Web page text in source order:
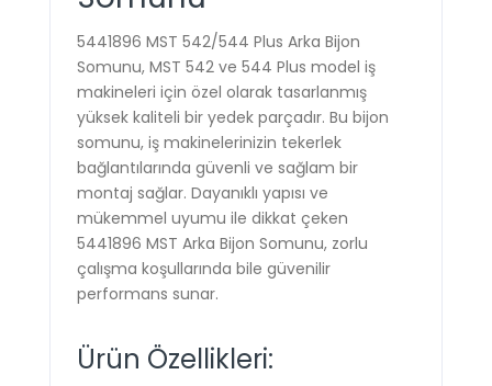
5441896 MST 542/544 Plus Arka Bijon
Somunu, MST 542 ve 544 Plus model iş
makineleri için özel olarak tasarlanmış
yüksek kaliteli bir yedek parçadır. Bu bijon
somunu, iş makinelerinizin tekerlek
bağlantılarında güvenli ve sağlam bir
montaj sağlar. Dayanıklı yapısı ve
mükemmel uyumu ile dikkat çeken
5441896 MST Arka Bijon Somunu, zorlu
çalışma koşullarında bile güvenilir
performans sunar.
Ürün Özellikleri: